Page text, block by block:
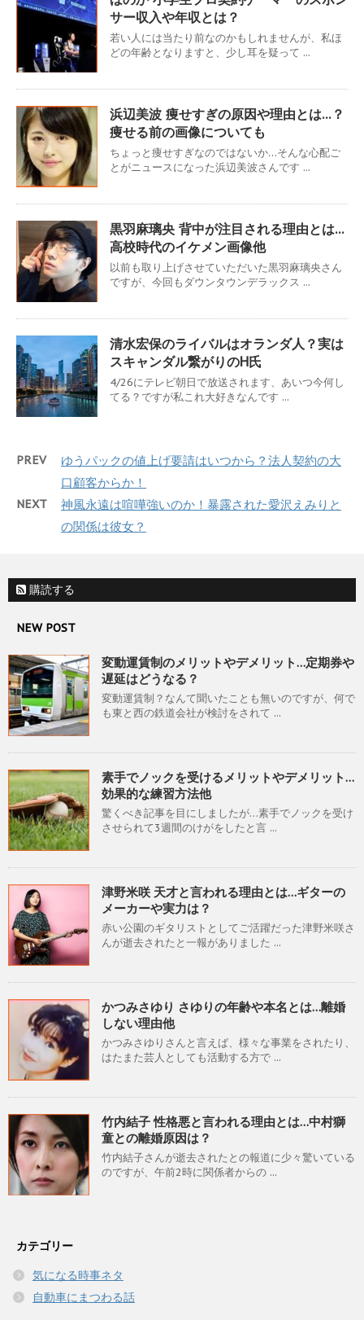
サー収入や年収とは？
若い人には当たり前なのかもしれませんが、私ほ
どの年齢となりますと、少し耳を疑って ...
浜辺美波 痩せすぎの原因や理由とは…？
痩せる前の画像についても
ちょっと痩せすぎなのではないか…そんな心配ご
とがニュースになった浜辺美波さんです ...
黒羽麻璃央 背中が注目される理由とは…
高校時代のイケメン画像他
以前も取り上げさせていただいた黒羽麻璃央さん
ですが、今回もダウンタウンデラックス ...
清水宏保のライバルはオランダ人？実は
スキャンダル繋がりのH氏
4/26にテレビ朝日で放送されます、あいつ今何し
てる？ですが私これ大好きなんです ...
PREV
ゆうパックの値上げ要請はいつから？法人契約の大
口顧客からか！
NEXT
神風永遠は喧嘩強いのか！暴露された愛沢えみりと
の関係は彼女？
購読する
NEW POST
変動運賃制のメリットやデメリット…定期券や
遅延はどうなる？
変動運賃制？なんて聞いたことも無いのですが、何で
も東と西の鉄道会社が検討をされて ...
素手でノックを受けるメリットやデメリット…
効果的な練習方法他
驚くべき記事を目にしましたが…素手でノックを受け
させられて3週間のけがをしたと言 ...
津野米咲 天才と言われる理由とは…ギターの
メーカーや実力は？
赤い公園のギタリストとしてご活躍だった津野米咲さ
んが逝去されたと一報がありました ...
かつみさゆり さゆりの年齢や本名とは…離婚
しない理由他
かつみさゆりさんと言えば、様々な事業をされたり、
はたまた芸人としても活動する方で ...
竹内結子 性格悪と言われる理由とは…中村獅
童との離婚原因は？
竹内結子さんが逝去されたとの報道に少々驚いている
のですが、午前2時に関係者からの ...
カテゴリー
気になる時事ネタ
自動車にまつわる話